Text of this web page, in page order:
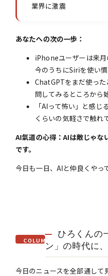
業界に激震
あなたへの次の一歩：
iPhoneユーザーは来月
今のうちにSiriを使い
ChatGPTをまだ使っ
問してみるところから
「AIって怖い」と感じ
くらいの気軽さで触れ
AI氣道の心得：AIは敵じゃな
です。
今日も一日、AIと仲良くやっ
COLUMN
ひろくんの
ン」の時代に
今日のニュースを全部通して